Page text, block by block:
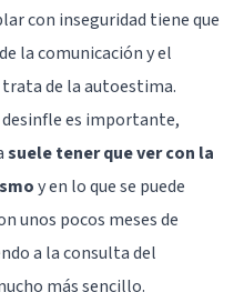
con inseguridad tiene que
la comunicación y el
de la autoestima.
desinfle es importante,
suele tener que ver con la
y en lo que se puede
unos pocos meses de
a la consulta del
más sencillo.